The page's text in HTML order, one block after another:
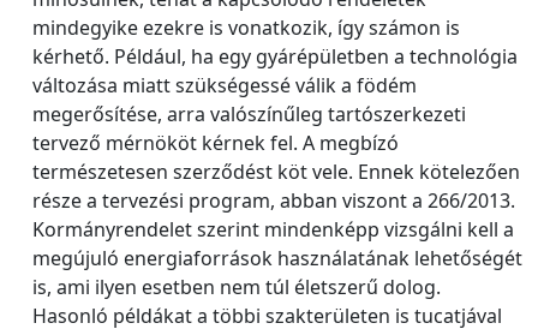
mindegyike ezekre is vonatkozik, így számon is
kérhető. Például, ha egy gyárépületben a technológia
változása miatt szükségessé válik a födém
megerősítése, arra valószínűleg tartószerkezeti
tervező mérnököt kérnek fel. A megbízó
természetesen szerződést köt vele. Ennek kötelezően
része a tervezési program, abban viszont a 266/2013.
Kormányrendelet szerint mindenképp vizsgálni kell a
megújuló energiaforrások használatának lehetőségét
is, ami ilyen esetben nem túl életszerű dolog.
Hasonló példákat a többi szakterületen is tucatjával